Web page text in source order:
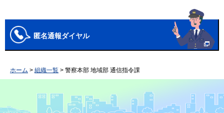
匿名通報ダイヤル
ホーム > 組織一覧 > 警察本部 地域部 通信指令課